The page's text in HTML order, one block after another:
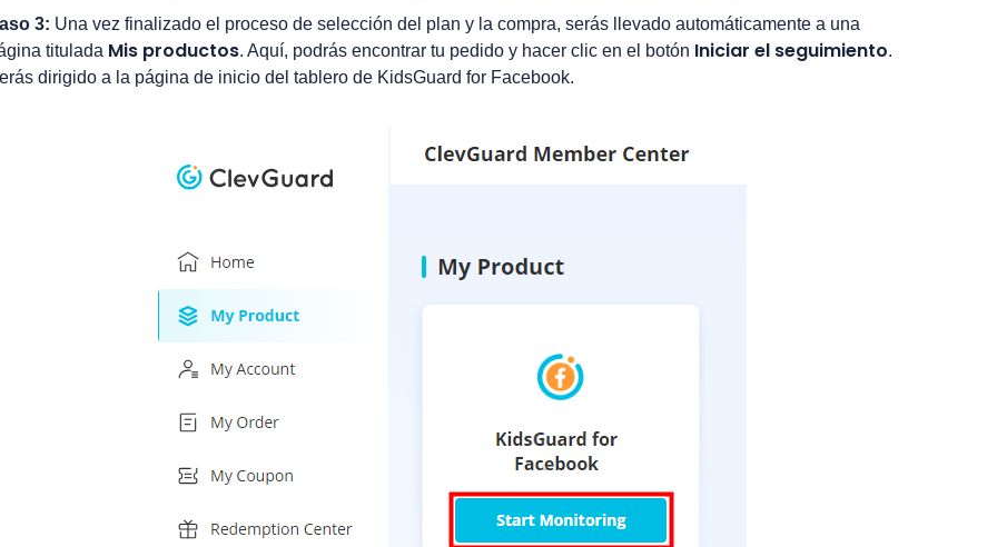
3: Una vez finalizado el proceso de selección del plan y la compra, serás llevado automáticamente a una
titulada Mis productos. Aquí, podrás encontrar tu pedido y hacer clic en el botón Iniciar el seguimiento.
dirigido a la página de inicio del tablero de KidsGuard for Facebook.